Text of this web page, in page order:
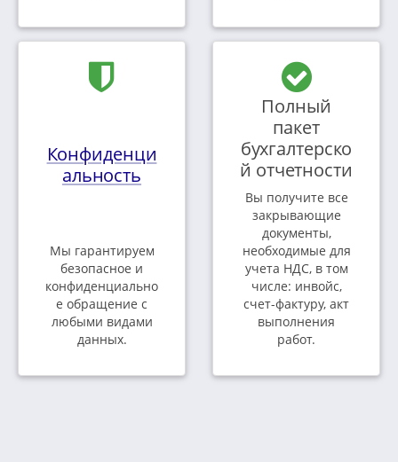
Конфиденци
альность
Мы гарантируем
безопасное и
конфиденциально
е обращение с
любыми видами
данных.
Полный
пакет
бухгалтерско
й отчетности
Вы получите все
закрывающие
документы,
необходимые для
учета НДС, в том
числе: инвойс,
счет-фактуру, акт
выполнения
работ.